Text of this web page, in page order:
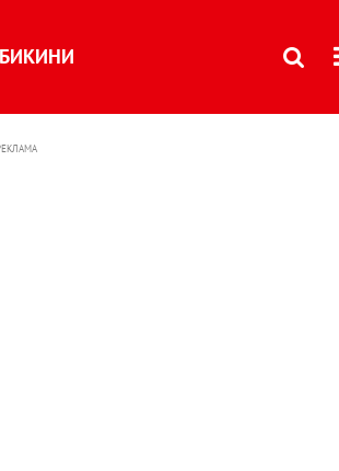
БИКИНИ